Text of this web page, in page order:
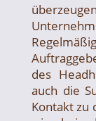
des
auch die
Kontakt zu